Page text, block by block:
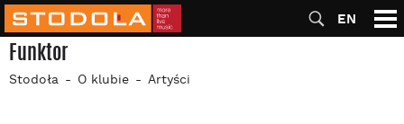
EN
Funktor
Stodoła O klubie Artyści